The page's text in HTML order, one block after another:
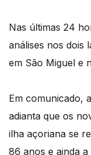
Nas últimas 24
análises nos dois
em São Miguel e
Em comunicado,
adianta que os
ilha açoriana se
86 anos e ainda